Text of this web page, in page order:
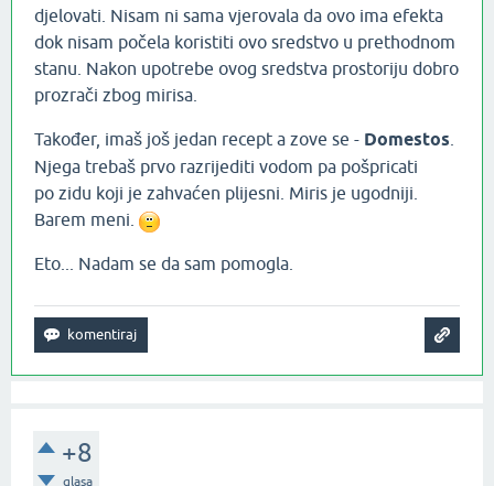
djelovati. Nisam ni sama vjerovala da ovo ima efekta
dok nisam počela koristiti ovo sredstvo u prethodnom
stanu. Nakon upotrebe ovog sredstva prostoriju dobro
prozrači zbog mirisa.
​Također, imaš još jedan recept a zove se - Domestos
Njega trebaš prvo razrijediti vodom pa pošpricati
po zidu koji je zahvaćen plijesni. Miris je ugodniji.
Barem meni.
Eto... Nadam se da sam pomogla.​
+8
glasa